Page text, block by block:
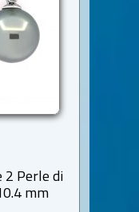
2 Perle di
mm